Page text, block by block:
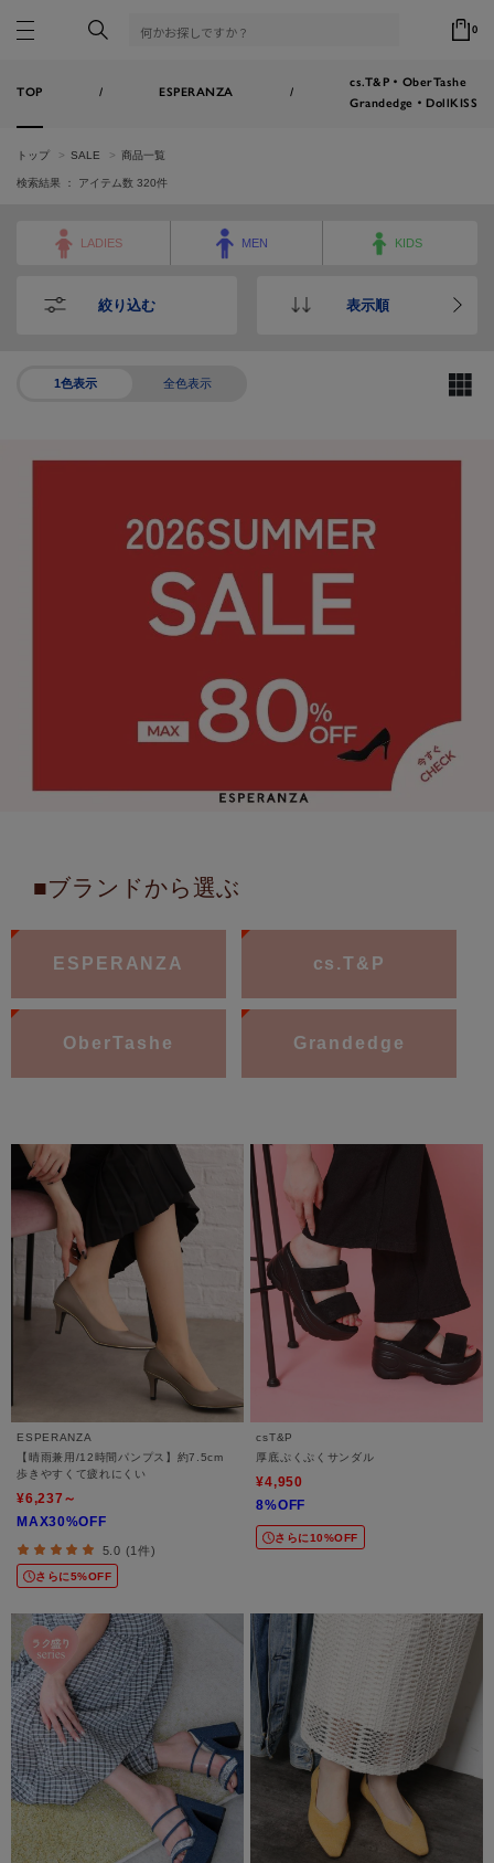
0
TOP / ESPERANZA /
cs.T&P・OberTashe
Grandedge・DollKISS
トップ SALE 商品一覧
検索結果 ： アイテム数 320件
LADIES MEN KIDS
絞り込む 表示順
1色表示 全色表示
■ブランドから選ぶ
ESPERANZA cs.T&P
OberTashe Grandedge
ESPERANZA
【晴雨兼用/12時間パンプス】約7.5cm
歩きやすくて疲れにくい
¥6,237～
MAX30%OFF
5.0 (1件)
さらに5%OFF
csT&P
厚底ぷくぷくサンダル
¥4,950
8%OFF
さらに10%OFF